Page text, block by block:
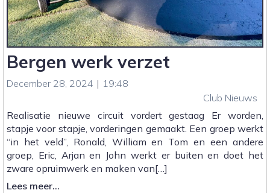
Bergen werk verzet
December 28, 2024 | 19:48
Club Nieuws
Realisatie nieuwe circuit vordert gestaag Er worden,
stapje voor stapje, vorderingen gemaakt. Een groep werkt
“in het veld”, Ronald, William en Tom en een andere
groep, Eric, Arjan en John werkt er buiten en doet het
zware opruimwerk en maken van[…]
Lees meer...